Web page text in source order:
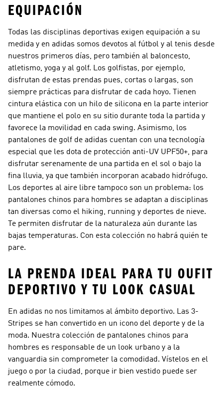
EQUIPACIÓN
Todas las disciplinas deportivas exigen equipación a su
medida y en adidas somos devotos al fútbol y al tenis desde
nuestros primeros días, pero también al baloncesto,
atletismo, yoga y al golf. Los golfistas, por ejemplo,
disfrutan de estas prendas pues, cortas o largas, son
siempre prácticas para disfrutar de cada hoyo. Tienen
cintura elástica con un hilo de silicona en la parte interior
que mantiene el polo en su sitio durante toda la partida y
favorece la movilidad en cada swing. Asimismo, los
pantalones de golf de adidas cuentan con una tecnología
especial que les dota de protección anti-UV UPF50+, para
disfrutar serenamente de una partida en el sol o bajo la
fina lluvia, ya que también incorporan acabado hidrófugo.
Los deportes al aire libre tampoco son un problema: los
pantalones chinos para hombres se adaptan a disciplinas
tan diversas como el hiking, running y deportes de nieve.
Te permiten disfrutar de la naturaleza aún durante las
bajas temperaturas. Con esta colección no habrá quién te
pare.
LA PRENDA IDEAL PARA TU OUFIT
DEPORTIVO Y TU LOOK CASUAL
En adidas no nos limitamos al ámbito deportivo. Las 3-
Stripes se han convertido en un icono del deporte y de la
moda. Nuestra colección de pantalones chinos para
hombres es responsable de un look urbano y a la
vanguardia sin comprometer la comodidad. Vístelos en el
juego o por la ciudad, porque ir bien vestido puede ser
realmente cómodo.